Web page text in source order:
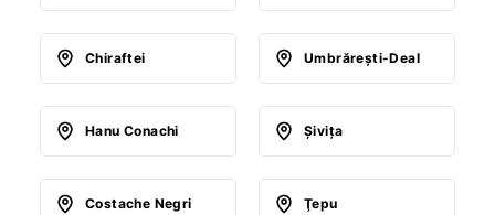
Chiraftei Umbrăreşti-Deal
Hanu Conachi Şiviţa
Costache Negri Ţepu